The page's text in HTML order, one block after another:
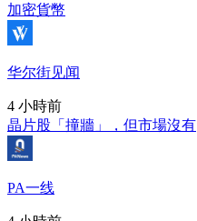
加密貨幣
华尔街见闻
4 小時前
晶片股「撞牆」，但市場沒有
PA一线